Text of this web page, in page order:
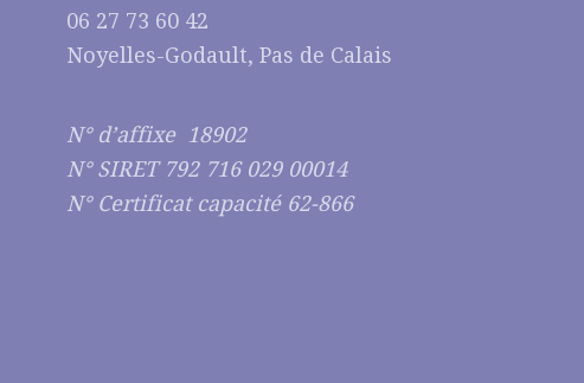
06 27 73 60 42
Noyelles-Godault, Pas de Calais
N° d’affixe 18902
N° SIRET 792 716 029 00014
N° Certificat capacité 62-866